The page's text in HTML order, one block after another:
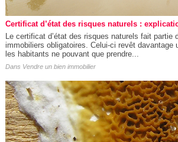
Certificat d’état des risques naturels :
Le certificat d’état des risques naturels fait partie
immobiliers obligatoires. Celui-ci revêt davantage
les habitants ne pouvant que prendre...
Dans Vendre un bien immobilier